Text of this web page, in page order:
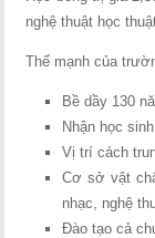
nghệ thuật học
Thế mạnh của
Bề dầy 130
Nhận học
Vị trí cách
Cơ sở vật
nhạc, nghệ
Đào tạo cả